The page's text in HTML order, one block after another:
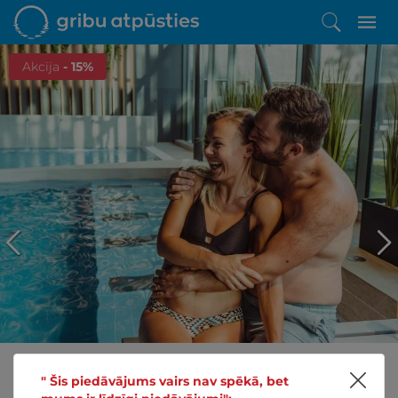
" Šis piedāvājums vairs nav spēkā, bet
Akcija - 15%